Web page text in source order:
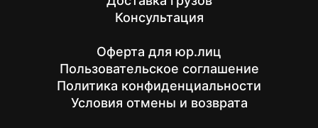
Консультация
Оферта для юр.лиц
Пользовательское соглашение
Политика конфиденциальности
Условия отмены и возврата